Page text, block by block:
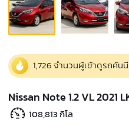
1,726 จำนวนผู้เข้าดูรถคันนี
Nissan Note 1.2 VL 2021
108,813 กิโล